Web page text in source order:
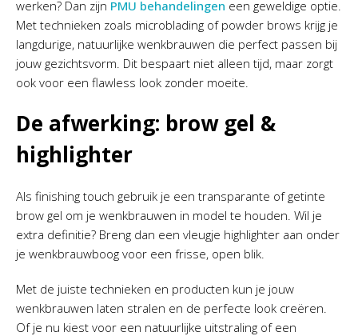
werken? Dan zijn PMU behandelingen een geweldige optie.
Met technieken zoals microblading of powder brows krijg je
langdurige, natuurlijke wenkbrauwen die perfect passen bij
jouw gezichtsvorm. Dit bespaart niet alleen tijd, maar zorgt
ook voor een flawless look zonder moeite.
De afwerking: brow gel &
highlighter
Als finishing touch gebruik je een transparante of getinte
brow gel om je wenkbrauwen in model te houden. Wil je
extra definitie? Breng dan een vleugje highlighter aan onder
je wenkbrauwboog voor een frisse, open blik.
Met de juiste technieken en producten kun je jouw
wenkbrauwen laten stralen en de perfecte look creëren.
Of je nu kiest voor een natuurlijke uitstraling of een